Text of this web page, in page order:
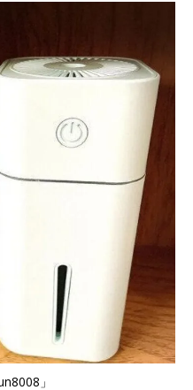
」